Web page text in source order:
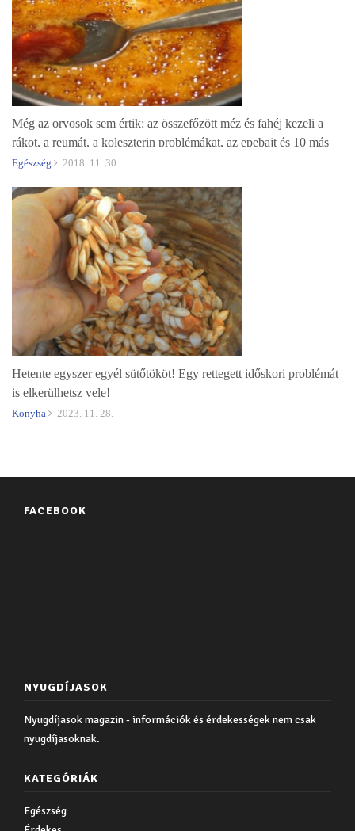
Még az orvosok sem értik: az összefőzött méz és fahéj kezeli a
rákot, a reumát, a koleszterin problémákat, az epebajt és 10 más
egészségügyi problémát
Egészség 2018. 11. 30.
Hetente egyszer egyél sütőtököt! Egy rettegett időskori problémát
is elkerülhetsz vele!
Konyha 2023. 11. 28.
FACEBOOK
NYUGDÍJASOK
Nyugdíjasok magazin - információk és érdekességek nem csak
nyugdíjasoknak.
KATEGÓRIÁK
Egészség